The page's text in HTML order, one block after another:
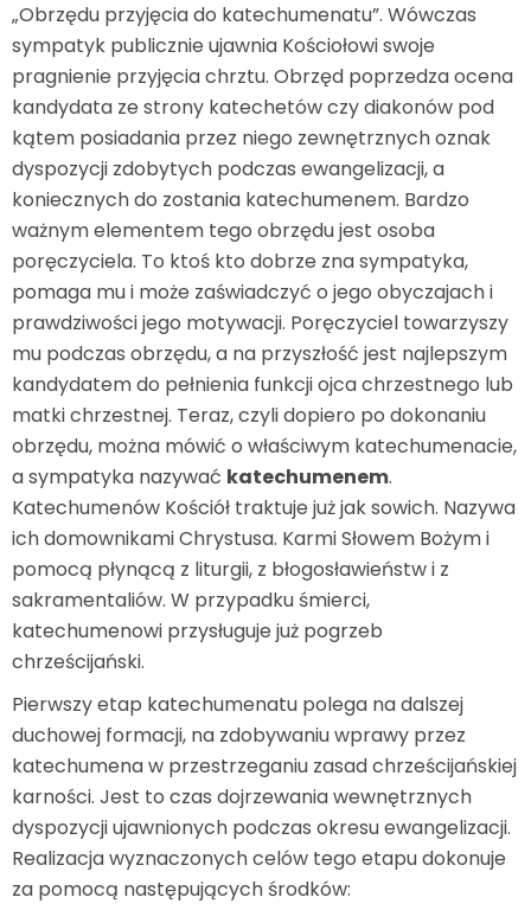
„Obrzędu przyjęcia do katechumenatu”. Wówczas
sympatyk publicznie ujawnia Kościołowi swoje
pragnienie przyjęcia chrztu. Obrzęd poprzedza ocena
kandydata ze strony katechetów czy diakonów pod
kątem posiadania przez niego zewnętrznych oznak
dyspozycji zdobytych podczas ewangelizacji, a
koniecznych do zostania katechumenem. Bardzo
ważnym elementem tego obrzędu jest osoba
poręczyciela. To ktoś kto dobrze zna sympatyka,
pomaga mu i może zaświadczyć o jego obyczajach i
prawdziwości jego motywacji. Poręczyciel towarzyszy
mu podczas obrzędu, a na przyszłość jest najlepszym
kandydatem do pełnienia funkcji ojca chrzestnego lub
matki chrzestnej. Teraz, czyli dopiero po dokonaniu
obrzędu, można mówić o właściwym katechumenacie,
a sympatyka nazywać katechumenem.
Katechumenów Kościół traktuje już jak sowich. Nazywa
ich domownikami Chrystusa. Karmi Słowem Bożym i
pomocą płynącą z liturgii, z błogosławieństw i z
sakramentaliów. W przypadku śmierci,
katechumenowi przysługuje już pogrzeb
chrześcijański.
Pierwszy etap katechumenatu polega na dalszej
duchowej formacji, na zdobywaniu wprawy przez
katechumena w przestrzeganiu zasad chrześcijańskiej
karności. Jest to czas dojrzewania wewnętrznych
dyspozycji ujawnionych podczas okresu ewangelizacji.
Realizacja wyznaczonych celów tego etapu dokonuje
za pomocą następujących środków: